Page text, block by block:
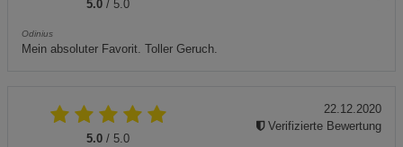
5.0 / 5.0
Odinius
Mein absoluter Favorit. Toller Geruch.
5.0 / 5.0
22.12.2020
Verifizierte Bewertung